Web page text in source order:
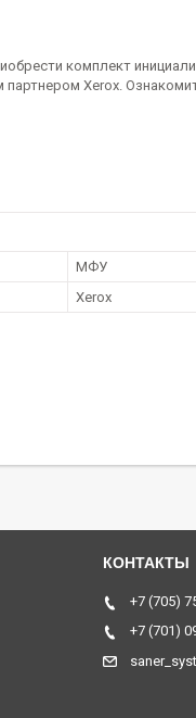
комплект
Xerox.
МФУ
Xerox
+7 (705)
+7 (701)